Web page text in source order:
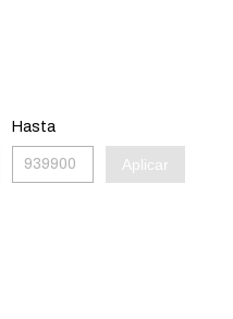
Hasta
Aplicar